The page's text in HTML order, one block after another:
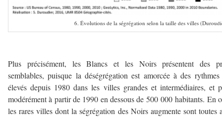
6. Évolutions de la ségrégation selon la taille des villes
Plus précisément, les Blancs et les Noirs présentent des
semblables, puisque la déségrégation est amorcée à des
élevés depuis 1980 dans les villes grandes et intermédiaires, et
modérément à partir de 1990 en dessous de 500 000 habitants. En
les rares villes dont la ségrégation des Noirs augmente sont toutes